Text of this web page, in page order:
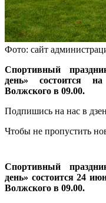
Фото: сайт
Спортивный
день» состоится
Волжского в 09.00.
Подпишись на нас в
Чтобы не пропустить
Спортивный
день» состоится 24
Волжского в 09.00.